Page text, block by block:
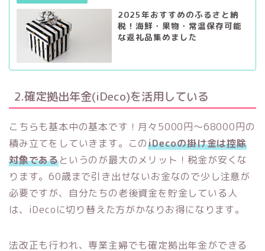
2025年おすすめのふるさと納
税！海鮮・果物・常温保存可能
な返礼品集めました
2.確定拠出年金(iDeco)を活用している
こちらも基本中の基本です！月々5000円〜68000円の
積み立てをしていきます。このiDecoの掛け金は控除
対象であるというのが最大のメリット！税金が安くな
ります。60歳まで引き出せないお金なので少し注意が
必要ですが、自分たちの老後資金を貯金している人
は、iDecoに切り替えた方がかなりお得になります。
法改正も行われ、専業主婦でも確定拠出年金ができる